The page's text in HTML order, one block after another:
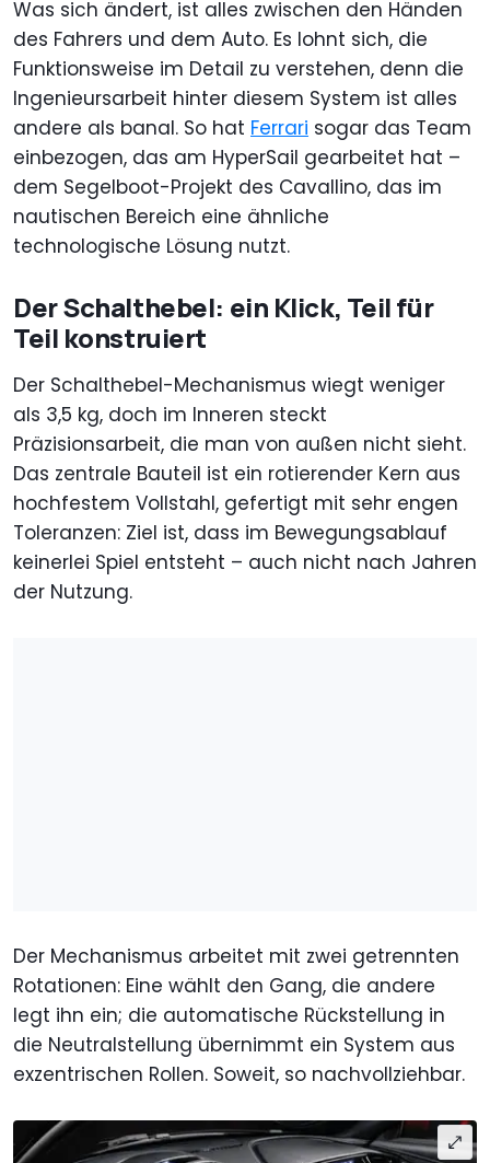
Was sich ändert, ist alles zwischen den Händen
des Fahrers und dem Auto. Es lohnt sich, die
Funktionsweise im Detail zu verstehen, denn die
Ingenieursarbeit hinter diesem System ist alles
andere als banal. So hat Ferrari sogar das Team
einbezogen, das am HyperSail gearbeitet hat –
dem Segelboot-Projekt des Cavallino, das im
nautischen Bereich eine ähnliche
technologische Lösung nutzt.
Der Schalthebel: ein Klick, Teil für
Teil konstruiert
Der Schalthebel-Mechanismus wiegt weniger
als 3,5 kg, doch im Inneren steckt
Präzisionsarbeit, die man von außen nicht sieht.
Das zentrale Bauteil ist ein rotierender Kern aus
hochfestem Vollstahl, gefertigt mit sehr engen
Toleranzen: Ziel ist, dass im Bewegungsablauf
keinerlei Spiel entsteht – auch nicht nach Jahren
der Nutzung.
Der Mechanismus arbeitet mit zwei getrennten
Rotationen: Eine wählt den Gang, die andere
legt ihn ein; die automatische Rückstellung in
die Neutralstellung übernimmt ein System aus
exzentrischen Rollen. Soweit, so nachvollziehbar.